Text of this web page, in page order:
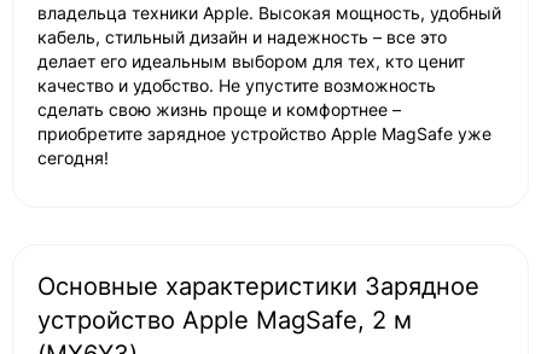
владельца техники Apple. Высокая мощность, удобный
кабель, стильный дизайн и надежность – все это
делает его идеальным выбором для тех, кто ценит
качество и удобство. Не упустите возможность
сделать свою жизнь проще и комфортнее –
приобретите зарядное устройство Apple MagSafe уже
сегодня!
Основные характеристики Зарядное
устройство Apple MagSafe, 2 м